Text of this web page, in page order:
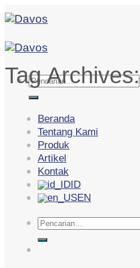
Skip
to
Pencarian
Beranda
Tentang Kami
Produk
Artikel
Kontak
ID
EN
Pencarian
Tag Archives: